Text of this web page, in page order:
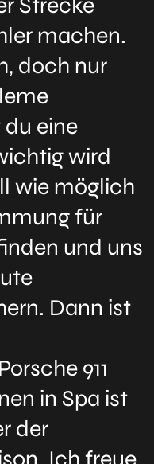
machen.
doch nur
eine
wird
wie möglich
für
und uns
Dann ist
911
in Spa ist
der